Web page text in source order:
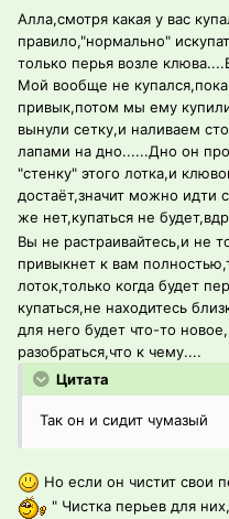
Алла,смотря какая у вас
правило,"нормально"
только перья возле
Мой вообще не
привык,потом мы ему
вынули сетку,и наливаем
лапами на дно......Дно он
"стенку" этого лотка,и
достаёт,значит можно идти
же нет,купаться не
Вы не растраивайтесь,и не
привыкнет к вам
лоток,только когда будет
купаться,не находитесь
для него будет что-то
разобраться,что к чему....
Цитата
Так он и сидит чумазый
Но если он чистит свои
" Чистка перьев для